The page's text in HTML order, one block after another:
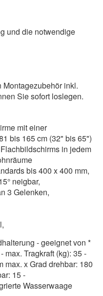
und die notwendige
inkl.
Sie sofort loslegen.
mit einer
bis 165 cm (32" bis 65")
in jedem
bis 400 x 400 mm,
neigbar,
3 Gelenken,
- geeignet von *
max. Tragkraft (kg): 35 -
max. x Grad drehbar: 180
15 -
Wasserwaage